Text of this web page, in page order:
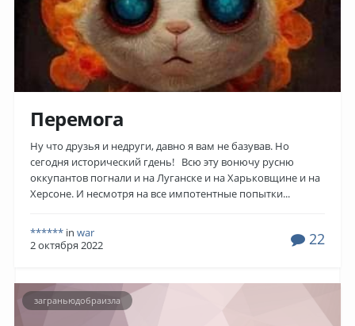
Перемога
Ну что друзья и недруги, давно я вам не базував. Но
сегодня исторический гдень! Всю эту вонючу русню
оккупантов погнали и на Луганске и на Харьковщине и на
Херсоне. И несмотря на все импотентные попытки...
****** in war
2 октября 2022
22
заграньюдобраизла